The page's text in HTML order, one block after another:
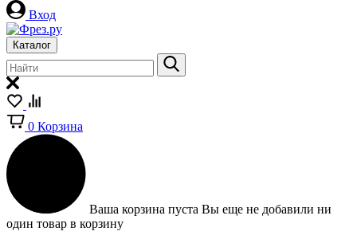
Вход
Каталог
0 Корзина
Ваша корзина пуста Вы еще не добавили ни
один товар в корзину